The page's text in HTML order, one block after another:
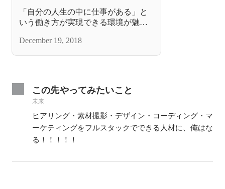
「自分の人生の中に仕事がある」と
いう働き方が実現できる環境が魅力
December 19, 2018
この先やってみたいこと
未来
ヒアリング・素材撮影・デザイン・コーディング・マ
ーケティングをフルスタックでできる人材に、俺はな
る！！！！！